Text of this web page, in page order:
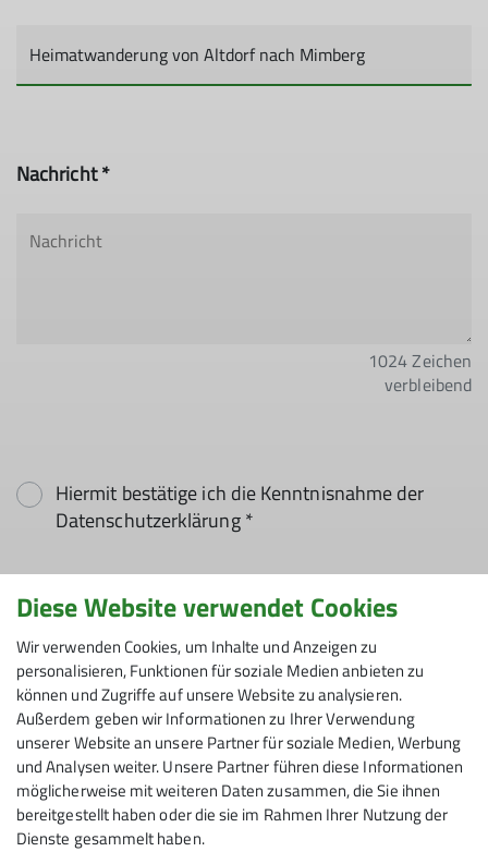
Nachricht *
1024Zeichen
verbleibend
Hiermit bestätige ich die Kenntnisnahme der
Datenschutzerklärung *
Hiermit erkläre ich mich einverstanden, dass
meine in das Kontaktformular eingegebenen
Daten elektronisch gesichert und zum Zweck der
Kontaktaufnahme verarbeitet und genutzt
werden. Mir ist bekannt, dass ich meine
Einwilligung jederzeit wiederrufen kann. *
Mit (*) markierte Felder
sind Pflichtfelder
Absenden
Diese Website verwendet Cookies
Wir verwenden Cookies, um Inhalte und Anzeigen zu
personalisieren, Funktionen für soziale Medien anbieten zu
können und Zugriffe auf unsere Website zu analysieren.
Außerdem geben wir Informationen zu Ihrer Verwendung
unserer Website an unsere Partner für soziale Medien, Werbung
und Analysen weiter. Unsere Partner führen diese Informationen
möglicherweise mit weiteren Daten zusammen, die Sie ihnen
bereitgestellt haben oder die sie im Rahmen Ihrer Nutzung der
Dienste gesammelt haben.